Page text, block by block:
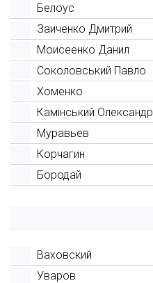
Белоус
Заиченко Дмитрий
Моисеенко Данил
Соколовський Павло
Хоменко
Камінський Олександр
Муравьев
Корчагин
Бородай
Ваховский
Уваров